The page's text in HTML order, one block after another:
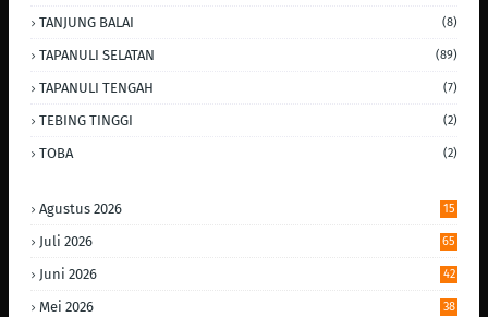
TANJUNG BALAI (8)
TAPANULI SELATAN (89)
TAPANULI TENGAH (7)
TEBING TINGGI (2)
TOBA (2)
Agustus 2026 15
Juli 2026 65
Juni 2026 42
Mei 2026 38